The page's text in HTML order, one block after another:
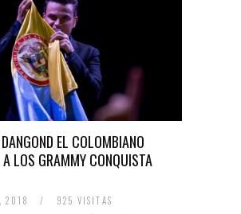
EL COLOMBIANO
LOS GRAMMY CONQUISTA
2018 / 925 VISITAS